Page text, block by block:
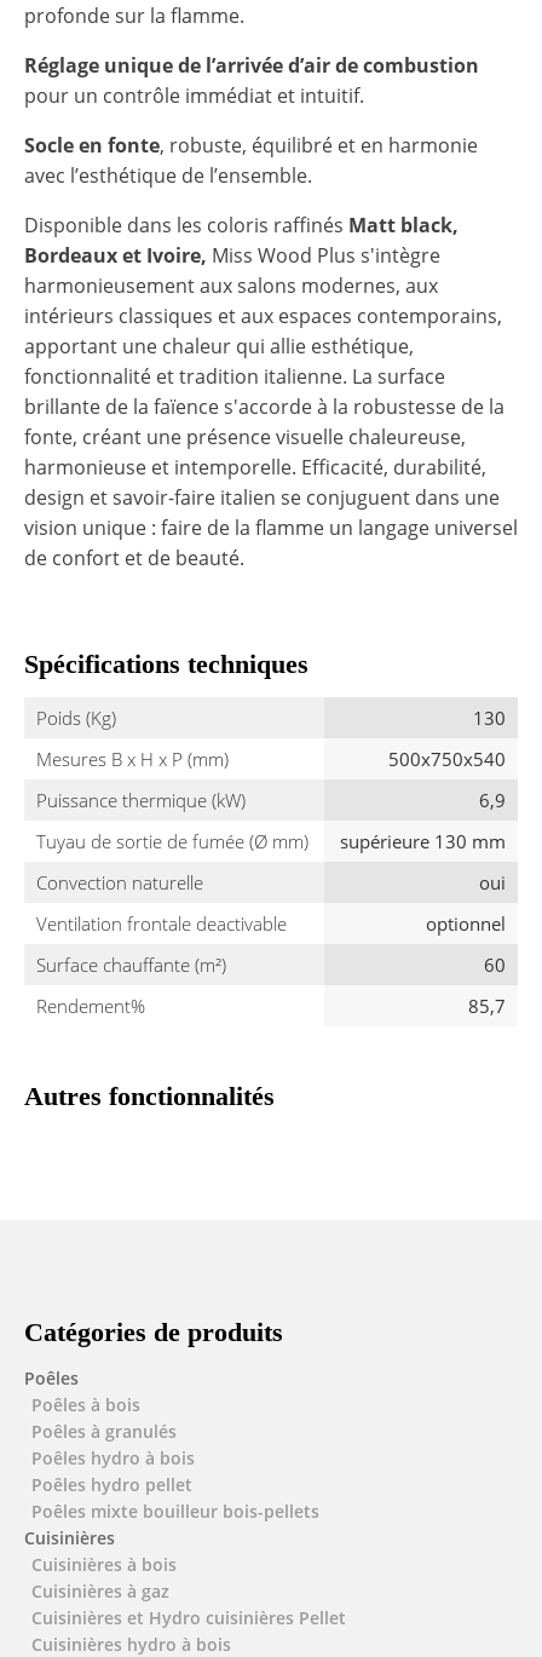
profonde sur la flamme.
Réglage unique de l’arrivée d’air de combustion
pour un contrôle immédiat et intuitif.
Socle en fonte, robuste, équilibré et en harmonie
avec l’esthétique de l’ensemble.
Disponible dans les coloris raffinés Matt black,
Bordeaux et Ivoire, Miss Wood Plus s'intègre
harmonieusement aux salons modernes, aux
intérieurs classiques et aux espaces contemporains,
apportant une chaleur qui allie esthétique,
fonctionnalité et tradition italienne. La surface
brillante de la faïence s'accorde à la robustesse de la
fonte, créant une présence visuelle chaleureuse,
harmonieuse et intemporelle. Efficacité, durabilité,
design et savoir-faire italien se conjuguent dans une
vision unique : faire de la flamme un langage universel
de confort et de beauté.
Spécifications techniques
Poids (Kg)
130
Mesures B x H x P (mm)
500x750x540
Puissance thermique (kW)
6,9
Tuyau de sortie de fumée (Ø mm)
supérieure 130 mm
Convection naturelle
oui
Ventilation frontale deactivable
optionnel
Surface chauffante (m²)
60
Rendement%
85,7
Autres fonctionnalités
Catégories de produits
Poêles
Poêles à bois
Poêles à granulés
Poêles hydro à bois
Poêles hydro pellet
Poêles mixte bouilleur bois-pellets
Cuisinières
Cuisinières à bois
Cuisinières à gaz
Cuisinières et Hydro cuisinières Pellet
Cuisinières hydro à bois